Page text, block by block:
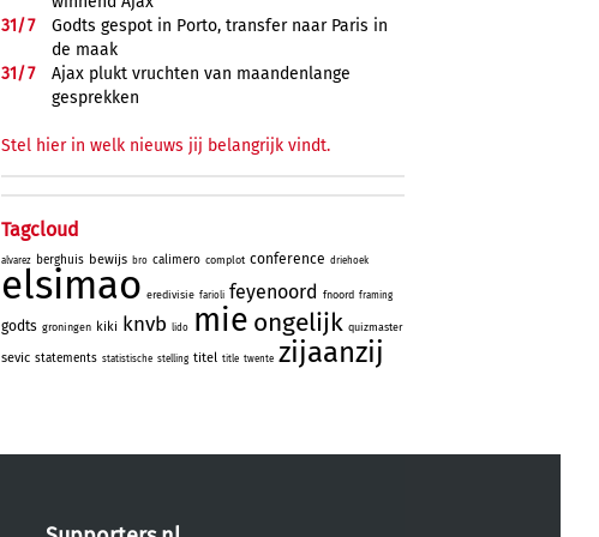
31/7
Godts gespot in Porto, transfer naar Paris in
de maak
31/7
Ajax plukt vruchten van maandenlange
gesprekken
Stel hier in welk nieuws jij belangrijk vindt.
Tagcloud
alvarez berghuis bewijs bro calimero complot conference driehoek
elsimao eredivisie farioli feyenoord fnoord framing
godts groningen kiki knvb lido mie ongelijk quizmaster
sevic statements statistische stelling titel title twente zijaanzij